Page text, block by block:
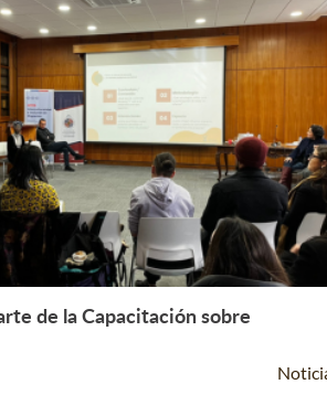
Leer Más +
de la Capacitación sobre